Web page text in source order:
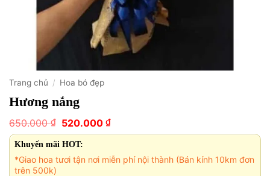
Trang chủ / Hoa bó đẹp
Hương nắng
650.000₫ Giá
gốc
là:
650.000 ₫.
520.000 ₫Giá
hiện
520.000 ₫.
Khuyến mãi HOT:
*Giao hoa tươi tận nơi miễn phí nội thành (Bán kính 10km đơn
trên 500k)